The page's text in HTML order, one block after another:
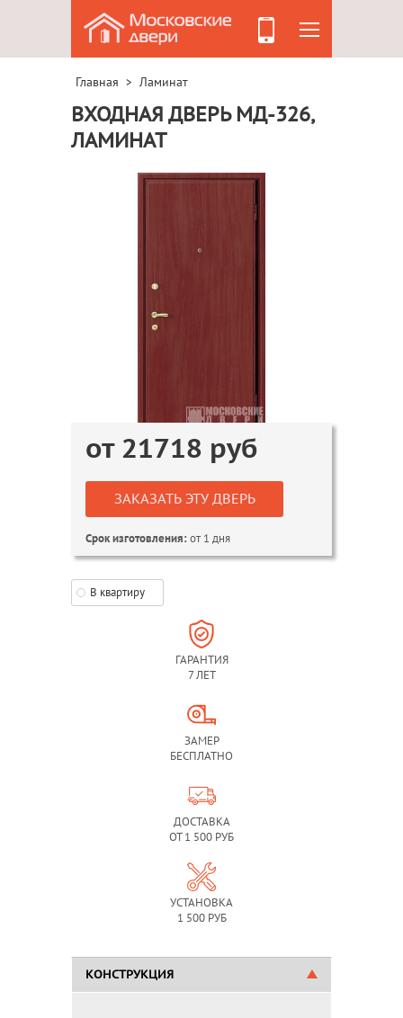
Главная > Ламинат
ВХОДНАЯ ДВЕРЬ МД-326,
ЛАМИНАТ
от 21718 руб
ЗАКАЗАТЬ ЭТУ ДВЕРЬ
Срок изготовления:от 1 дня
В квартиру
ГАРАНТИЯ
7 ЛЕТ
ЗАМЕР
БЕСПЛАТНО
ДОСТАВКА
ОТ 1 500 РУБ
УСТАНОВКА
1 500 РУБ
КОНСТРУКЦИЯ